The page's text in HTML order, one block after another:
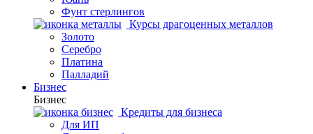
Фунт стерлингов
Курсы драгоценных металлов
Золото
Серебро
Платина
Палладий
Бизнес
Бизнес
Кредиты для бизнеса
Для ИП